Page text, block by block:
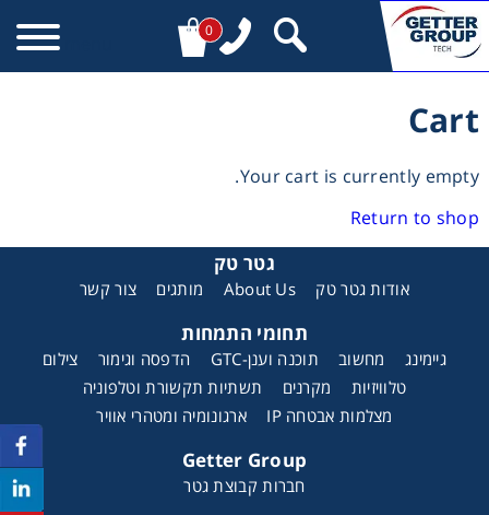
0
Cart
Your cart is currently empty.
Return to shop
גטר טק
אודות גטר טק About Us מותגים צור קשר
תחומי התמחות
גיימינג מחשוב תוכנה וענן-GTC הדפסה וגימור
צילום
טלוויזיות
מקרנים
תשתיות תקשורת וטלפוניה
מצלמות אבטחה IP
ארגונומיה ומטהרי אוויר
Getter Group
חברות קבוצת גטר